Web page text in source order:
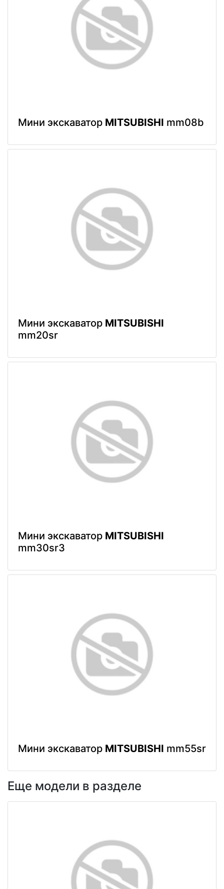
Мини экскаватор MITSUBISHI mm08b
Мини экскаватор MITSUBISHI
mm20sr
Мини экскаватор MITSUBISHI
mm30sr3
Мини экскаватор MITSUBISHI mm55sr
Еще модели в разделе